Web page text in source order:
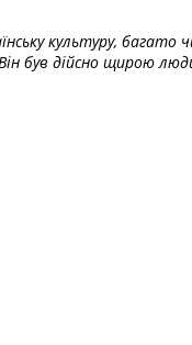
культуру, багато
був дійсно щирою